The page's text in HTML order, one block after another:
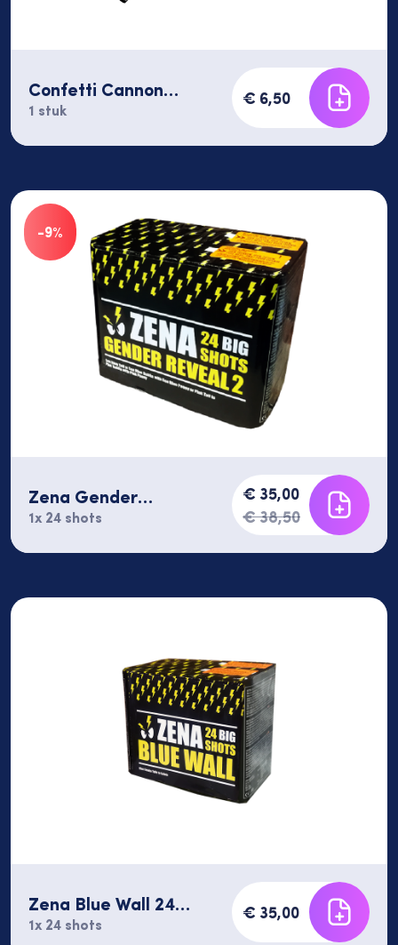
Confetti Cannon
60cm It's a GIRL
1 stuk
€ 6,50
-9%
Zena Gender
Reveal2 24 shots
1x 24 shots
€ 35,00
€ 38,50
Zena Blue Wall 24
shots
1x 24 shots
€ 35,00